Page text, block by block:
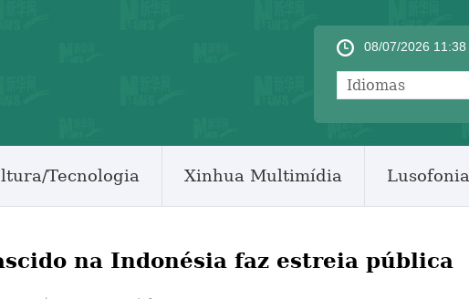
08/07/2026 11:38
Idiomas
Tecnologia Xinhua Multimídia Lusofonia
na Indonésia faz estreia pública